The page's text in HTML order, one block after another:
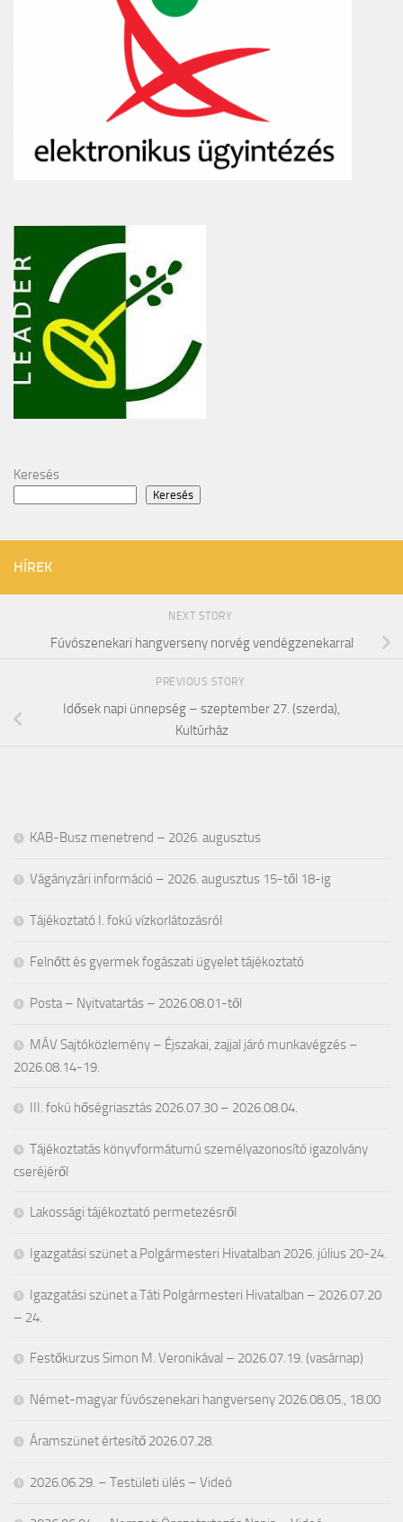
Keresés
Keresés
HÍREK
NEXT STORY
Fúvószenekari hangverseny norvég vendégzenekarral
PREVIOUS STORY
Idősek napi ünnepség – szeptember 27. (szerda),
Kultúrház
KAB-Busz menetrend – 2026. augusztus
Vágányzári információ – 2026. augusztus 15-től 18-ig
Tájékoztató I. fokú vízkorlátozásról
Felnőtt és gyermek fogászati ügyelet tájékoztató
Posta – Nyitvatartás – 2026.08.01-től
MÁV Sajtóközlemény – Éjszakai, zajjal járó munkavégzés –
2026.08.14-19.
III. fokú hőségriasztás 2026.07.30 – 2026.08.04.
Tájékoztatás könyvformátumú személyazonosító igazolvány
cseréjéről
Lakossági tájékoztató permetezésről
Igazgatási szünet a Polgármesteri Hivatalban 2026. július 20-24.
Igazgatási szünet a Táti Polgármesteri Hivatalban – 2026.07.20
– 24.
Festőkurzus Simon M. Veronikával – 2026.07.19. (vasárnap)
Német-magyar fúvószenekari hangverseny 2026.08.05., 18.00
Áramszünet értesítő 2026.07.28.
2026.06.29. – Testületi ülés – Videó